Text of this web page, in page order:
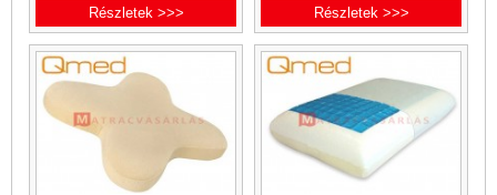
Részletek >>> Részletek >>>